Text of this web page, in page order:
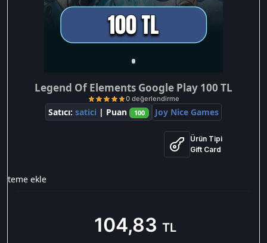
Legend Of Elements Google Play 100 TL
Satıcı:satici | Puan 100 Joy Nice Games
Ürün Tipi
Gift Card
ekle
104,83 TL